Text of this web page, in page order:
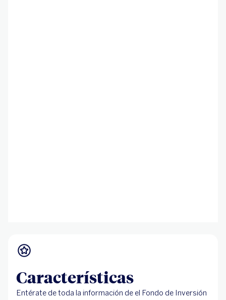
Características
Entérate de toda la información de el Fondo de Inversión